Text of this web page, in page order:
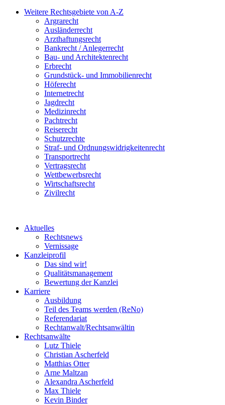
Weitere Rechtsgebiete von A-Z
Argrarecht
Ausländerrecht
Arzthaftungsrecht
Bankrecht / Anlegerrecht
Bau- und Architektenrecht
Erbrecht
Grundstück- und Immobilienrecht
Höferecht
Internetrecht
Jagdrecht
Medizinrecht
Pachtrecht
Reiserecht
Schutzrechte
Straf- und Ordnungswidrigkeitenrecht
Transportrecht
Vertragsrecht
Wettbewerbsrecht
Wirtschaftsrecht
Zivilrecht
Aktuelles
Rechtsnews
Vernissage
Kanzleiprofil
Das sind wir!
Qualitätsmanagement
Bewertung der Kanzlei
Karriere
Ausbildung
Teil des Teams werden (ReNo)
Referendariat
Rechtanwalt/Rechtsanwältin
Rechtsanwälte
Lutz Thiele
Christian Ascherfeld
Matthias Otter
Arne Maltzan
Alexandra Ascherfeld
Max Thiele
Kevin Binder